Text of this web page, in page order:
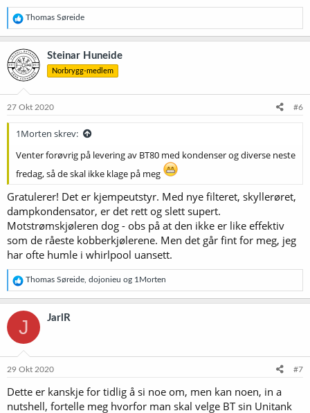
R
e
a
k
s
j
o
e
Thomas Søreide
Steinar Huneide
Norbrygg-medlem
27 Okt 2020 #6
1Morten skrev:
Venter forøvrig på levering av BT80 med kondenser og diverse neste
fredag, så de skal ikke klage på meg
Gratulerer! Det er kjempeutstyr. Med nye filteret, skyllerøret,
dampkondensator, er det rett og slett supert.
Motstrømskjøleren dog - obs på at den ikke er like effektiv
som de råeste kobberkjølerene. Men det går fint for meg, jeg
har ofte humle i whirlpool uansett.
R
e
a
k
s
j
o
e
:
Thomas Søreide dojonieu og 1Morten
J JarlR
29 Okt 2020 #7
Dette er kanskje for tidlig å si noe om, men kan noen, in a
nutshell, fortelle meg hvorfor man skal velge BT sin Unitank